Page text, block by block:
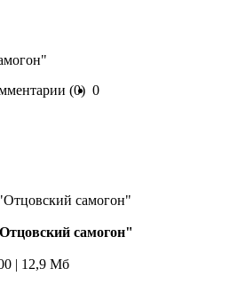
(0) 0
самогон"
| 12,9 Мб